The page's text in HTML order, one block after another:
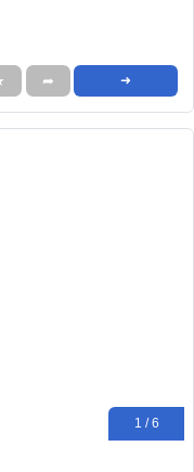
➦ ➜
1 / 6